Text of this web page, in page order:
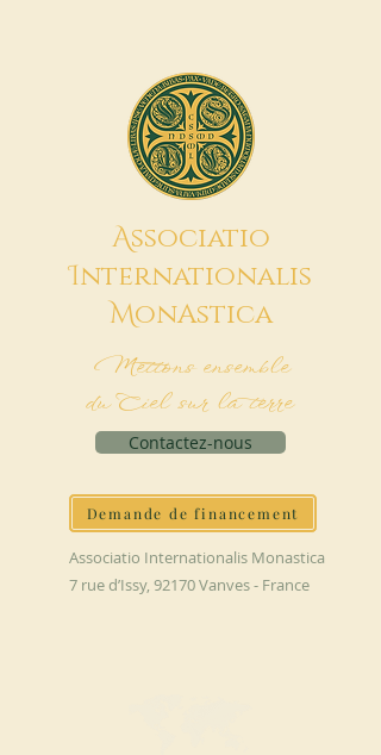
Associatio
Internationalis
MonAstica
Mettons ensemble
du Ciel sur la terre
Contactez-nous
Demande de financement
Associatio Internationalis Monastica
7 rue d’Issy, 92170 Vanves - France